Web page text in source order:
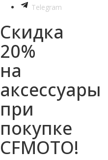
Telegram
Скидка
20%
на
аксессуары
при
покупке
CFMOTO!